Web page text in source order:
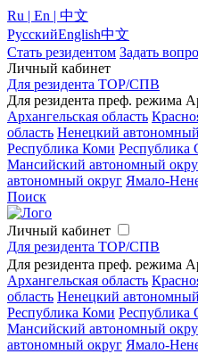
Ru | En | 中文
РусскийEnglish中文
Стать резидентом Задать
Личный кабинет
Для резидента ТОР/СПВ
Для резидента преф. режима
Архангельская область
область Ненецкий
Республика Коми Республика
Мансийский автономный
автономный округ Ямало-
Поиск
Личный кабинет
Для резидента ТОР/СПВ
Для резидента преф. режима
Архангельская область
область Ненецкий
Республика Коми Республика
Мансийский автономный
автономный округ Ямало-